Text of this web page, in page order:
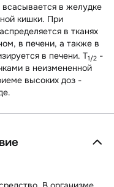
в желудке
кишки. При
в тканях
в печени, а также в
в печени. T1/2 -
в неизмененной
высоких доз -